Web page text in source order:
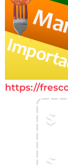
https://